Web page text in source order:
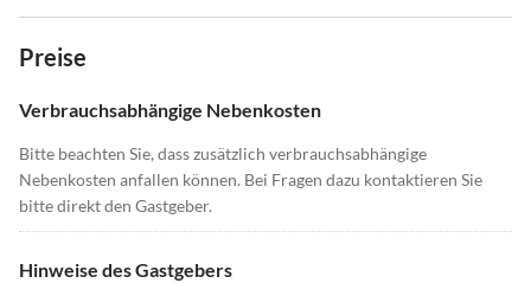
Preise
Verbrauchsabhängige Nebenkosten
Bitte beachten Sie, dass zusätzlich verbrauchsabhängige
Nebenkosten anfallen können. Bei Fragen dazu kontaktieren Sie
bitte direkt den Gastgeber.
Hinweise des Gastgebers